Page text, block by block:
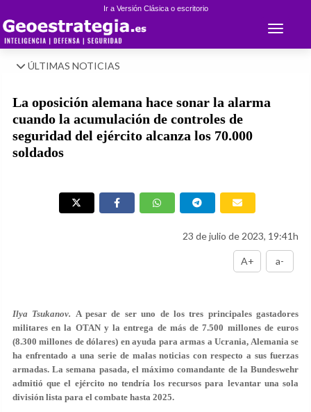
Ir a Versión Clásica o escritorio
Toggle
ÚLTIMAS NOTICIAS
La oposición alemana hace sonar la alarma
cuando la acumulación de controles de
seguridad del ejército alcanza los 70.000
soldados
23 de julio de 2023, 19:41h
A+ a-
Ilya Tsukanov. A pesar de ser uno de los tres principales gastadores
militares en la OTAN y la entrega de más de 7.500 millones de euros
(8.300 millones de dólares) en ayuda para armas a Ucrania, Alemania se
ha enfrentado a una serie de malas noticias con respecto a sus fuerzas
armadas. La semana pasada, el máximo comandante de la Bundeswehr
admitió que el ejército no tendría los recursos para levantar una sola
división lista para el combate hasta 2025.